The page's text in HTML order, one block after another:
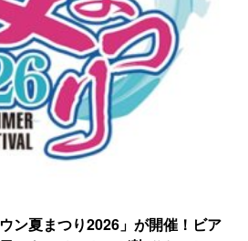
ン夏まつり2026」が開催！ビア